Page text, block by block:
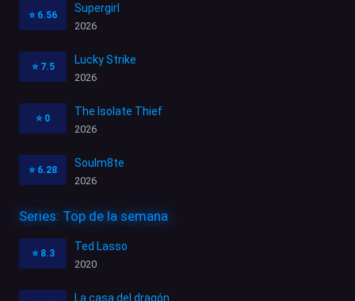
⭐ 6.56
Supergirl
2026
⭐ 7.5
Lucky Strike
2026
⭐ 0
The Isolate Thief
2026
⭐ 6.28
Soulm8te
2026
Series: Top de la semana
⭐ 8.3
Ted Lasso
2020
La casa del dragón